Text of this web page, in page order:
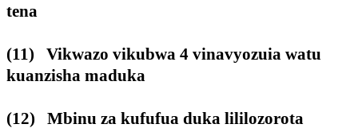
tena
(11) Vikwazo vikubwa 4 vinavyozuia watu
kuanzisha maduka
(12) Mbinu za kufufua duka lililozorota